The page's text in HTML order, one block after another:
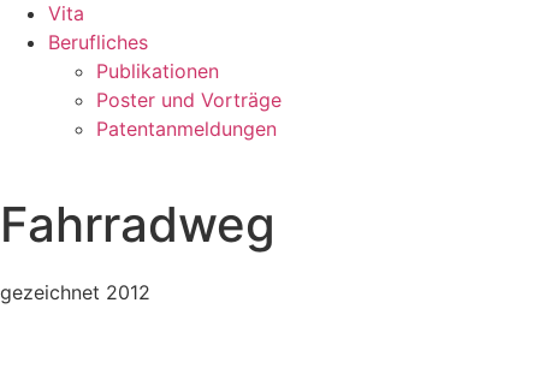
Vita
Berufliches
Publikationen
Poster und Vorträge
Patentanmeldungen
Fahrradweg
gezeichnet 2012